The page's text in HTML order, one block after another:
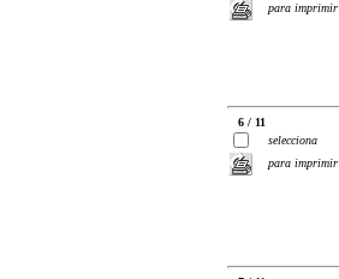
para imprimir
6 / 11
selecciona
para imprimir